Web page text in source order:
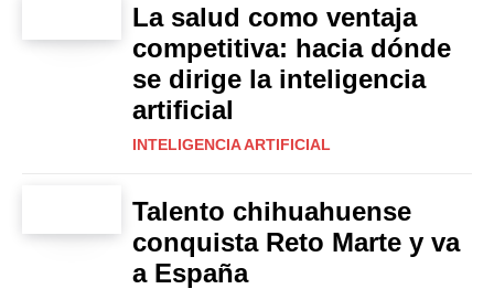
La salud como ventaja
competitiva: hacia dónde
se dirige la inteligencia
artificial
INTELIGENCIA ARTIFICIAL
Talento chihuahuense
conquista Reto Marte y va
a España